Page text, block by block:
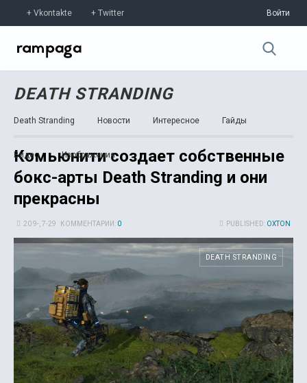
Vkontakte Twitter Войти
DEATH STRANDING
Death Stranding Новости Интересное Гайды
Видео Изображения
Комьюнити создает собственные
бокс-арты Death Stranding и они
прекрасны
PUBLISHED: OXTON
20 9-, 7-29 КОММЕНТАРИИ: 0
DEATH STRANDING